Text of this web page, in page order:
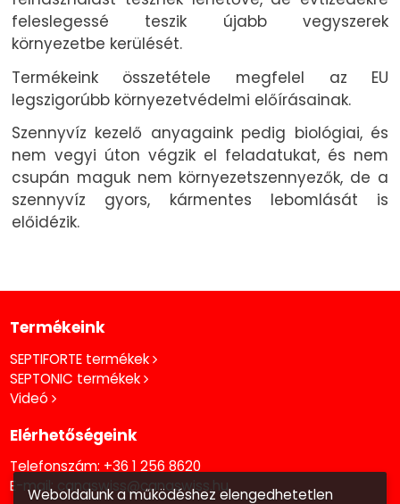
feleslegessé teszik újabb vegyszerek
környezetbe kerülését.
Termékeink összetétele megfelel az EU
legszigorúbb környezetvédelmi előírásainak.
Szennyvíz kezelő anyagaink pedig biológiai, és
nem vegyi úton végzik el feladatukat, és nem
csupán maguk nem környezetszennyezők, de a
szennyvíz gyors, kármentes lebomlását is
előidézik.
Termékeink
SEPTIFORTE termékek
SEPTONIC termékek
Videó
Elérhetőségeink
Telefonszám: +36 1 256 8620
E-mail: canaswiss@canaswiss.hu
Weboldalunk a működéshez elengedhetetlen